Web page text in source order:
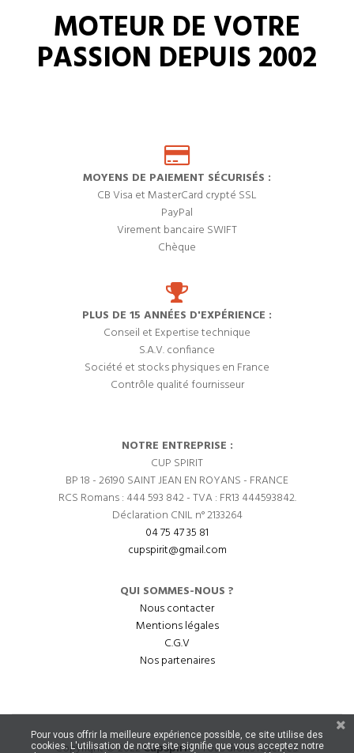
MOTEUR DE VOTRE
PASSION DEPUIS 2002
MOYENS DE PAIEMENT SÉCURISÉS :
CB Visa et MasterCard crypté SSL
PayPal
Virement bancaire SWIFT
Chèque
PLUS DE 15 ANNÉES D'EXPÉRIENCE :
Conseil et Expertise technique
S.A.V. confiance
Société et stocks physiques en France
Contrôle qualité fournisseur
NOTRE ENTREPRISE :
CUP SPIRIT
BP 18 - 26190 SAINT JEAN EN ROYANS - FRANCE
RCS Romans : 444 593 842 - TVA : FR13 444593842.
Déclaration CNIL n° 2133264
04 75 47 35 81
cupspirit@gmail.com
QUI SOMMES-NOUS ?
Nous contacter
Mentions légales
C.G.V
Nos partenaires
Copyright © 2022CupSpirit- Tous droits réservés.
Pour vous offrir la meilleure expérience possible, ce site utilise des
cookies. L'utilisation de notre site signifie que vous acceptez notre